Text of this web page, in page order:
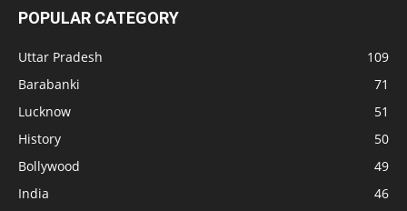
POPULAR CATEGORY
Uttar Pradesh
109
Barabanki
71
Lucknow
51
History
50
Bollywood
49
India
46